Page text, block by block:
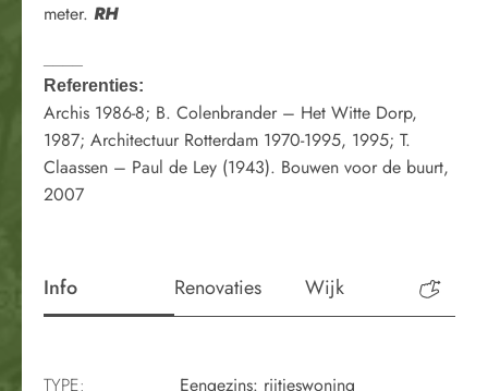
meter. RH
Referenties:
Archis 1986-8; B. Colenbrander – Het Witte Dorp,
1987; Architectuur Rotterdam 1970-1995, 1995; T.
Claassen – Paul de Ley (1943). Bouwen voor de buurt,
2007
Info Renovaties Wijk
TYPE:
Eengezins: rijtjeswoning